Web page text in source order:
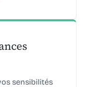
sensibilités